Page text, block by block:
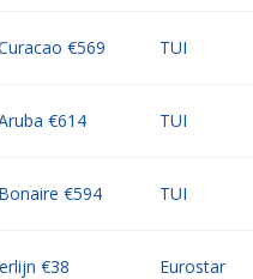
€569 TUI
€614 TUI
€594 TUI
€38 Eurostar